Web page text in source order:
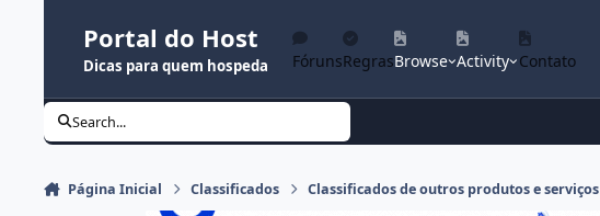
Portal do Host
Dicas para quem hospeda FórunsRegrasBrowse Activity Contato
Search...
Página Inicial Classificados Classificados de outros produtos e serviços